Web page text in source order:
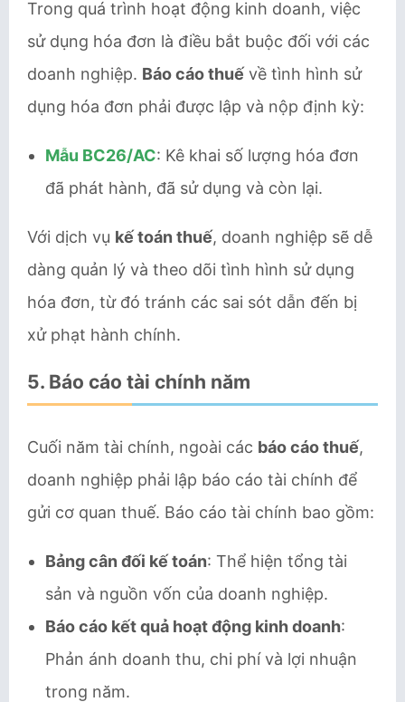
Trong quá trình hoạt động kinh doanh, việc
sử dụng hóa đơn là điều bắt buộc đối với các
doanh nghiệp. Báo cáo thuếvề tình hình sử
dụng hóa đơn phải được lập và nộp định kỳ:
Mẫu BC26/AC: Kê khai số lượng hóa đơn
đã phát hành, đã sử dụng và còn lại.
Với dịch vụ kế toán thuế, doanh nghiệp sẽ dễ
dàng quản lý và theo dõi tình hình sử dụng
hóa đơn, từ đó tránh các sai sót dẫn đến bị
xử phạt hành chính.
5. Báo cáo tài chính năm
Cuối năm tài chính, ngoài các báo cáo thuế,
doanh nghiệp phải lập báo cáo tài chính để
gửi cơ quan thuế. Báo cáo tài chính bao gồm:
Bảng cân đối kế toán: Thể hiện tổng tài
sản và nguồn vốn của doanh nghiệp.
Báo cáo kết quả hoạt động kinh doanh:
Phản ánh doanh thu, chi phí và lợi nhuận
trong năm.